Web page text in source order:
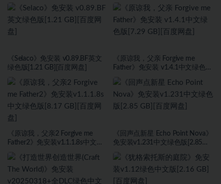
《Selaco》免安装 v0.89.BF英文
绿色版[1.21 GB][百度网盘]
《原谅我，父亲 Forgive me
Father》免安装 v1.4.1中文绿色版
《原谅我，父亲2 Forgive me
Father2》免安装v1.1.1.8s中文绿
《回声点新星 Echo Point Nova》
免安装v1.231中文绿色版[2.85